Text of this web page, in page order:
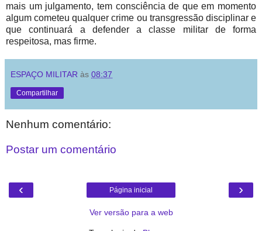
mais um julgamento, tem consciência de que em momento
algum cometeu qualquer crime ou transgressão disciplinar e
que continuará a defender a classe militar de forma
respeitosa, mas firme.
ESPAÇO MILITAR às 08:37
Compartilhar
Nenhum comentário:
Postar um comentário
‹ ›
Página inicial
Ver versão para a web